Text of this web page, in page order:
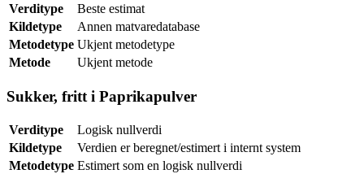
Verditype
Beste estimat
Kildetype
Annen matvaredatabase
Metodetype Ukjent metodetype
Metode
Ukjent metode
Sukker, fritt i Paprikapulver
Verditype
Logisk nullverdi
Kildetype
Verdien er beregnet/estimert i internt system
Metodetype Estimert som en logisk nullverdi